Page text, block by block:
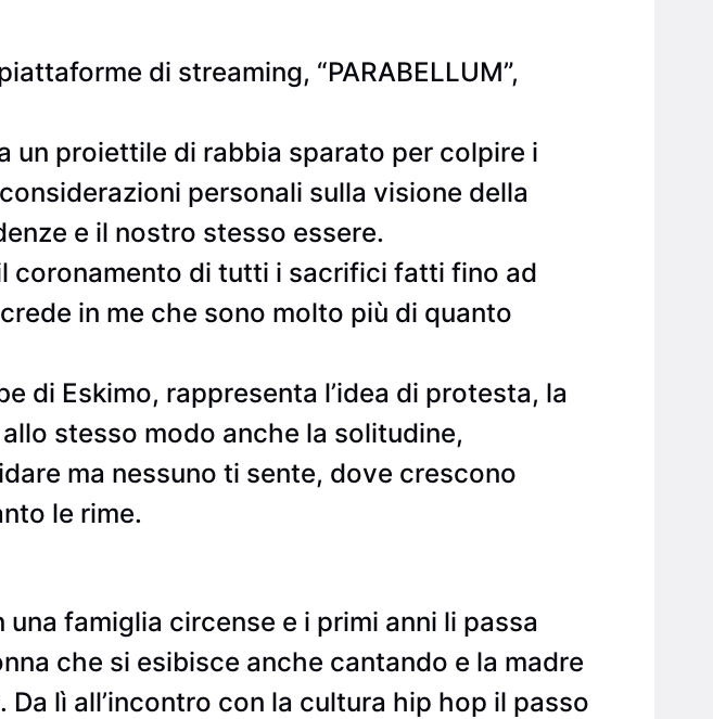
di streaming, “PARABELLUM”,
un proiettile di rabbia sparato per colpire i
personali sulla visione della
e il nostro stesso essere.
coronamento di tutti i sacrifici fatti fino ad
in me che sono molto più di quanto
di Eskimo, rappresenta l’idea di protesta, la
stesso modo anche la solitudine,
ma nessuno ti sente, dove crescono
le rime.
famiglia circense e i primi anni li passa
che si esibisce anche cantando e la madre
lì all’incontro con la cultura hip hop il passo